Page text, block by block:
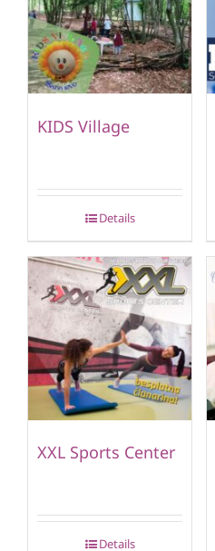
KIDS Village
Details
XXL Sports Center
Details